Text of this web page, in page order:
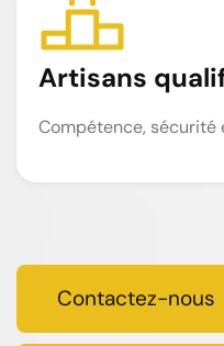
Artisans
Compétence,
Contactez-nous